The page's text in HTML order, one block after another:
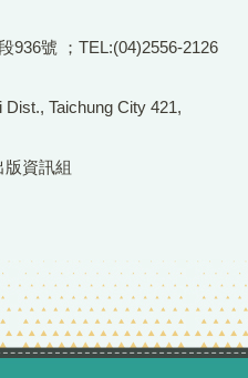
936號 ；TEL:(04)2556-2126
Taichung City 421,
資訊組